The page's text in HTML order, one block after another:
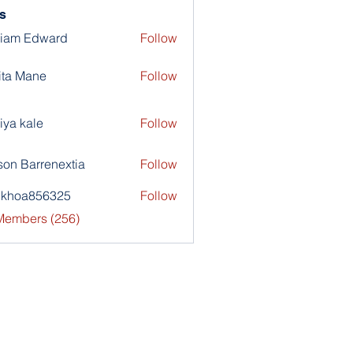
Edward Follow
Mane Follow
kale Follow
Barrenextia Follow
Follow
(256)